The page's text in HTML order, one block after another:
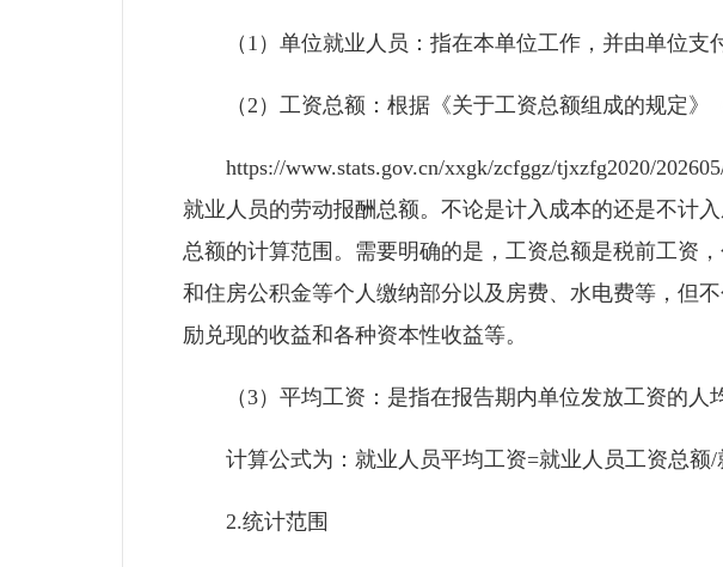
（1）单位就业人员：指在本单位工作，并由单位支付
（2）工资总额：根据《关于工资总额组成的规定》
https://www.stats.gov.cn/xxgk/zcfggz/tjxzfg2020/
就业人员的劳动报酬总额。不论是计入成本的还是不计
总额的计算范围。需要明确的是，工资总额是税前工资
和住房公积金等个人缴纳部分以及房费、水电费等，但
励兑现的收益和各种资本性收益等。
（3）平均工资：是指在报告期内单位发放工资的人均
计算公式为：就业人员平均工资=就业人员工资总额/
2.统计范围